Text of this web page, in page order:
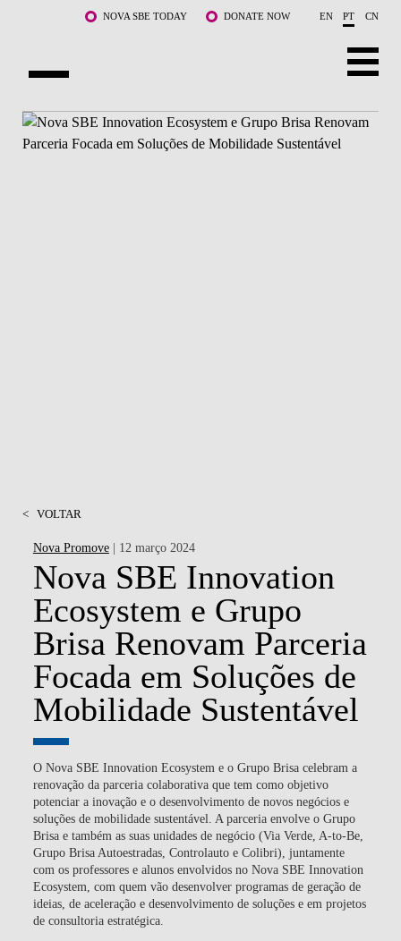
Saltar para o conteúdo principalNOVA SBE TODAY DONATE NOW EN PT CN
SOBRE NÓS
< VOLTAR
Nova Promove| 12 março 2024
Nova SBE Innovation
Ecosystem e Grupo
Brisa Renovam Parceria
Focada em Soluções de
Mobilidade Sustentável
O Nova SBE Innovation Ecosystem e o Grupo Brisacelebram a
renovação da parceria colaborativa que tem como objetivo
potenciar a inovação e o desenvolvimento de novos negócios e
soluções de mobilidade sustentável . A parceria envolve o Grupo
Brisa e também as suas unidades de negócio (Via Verde, A-to-Be,
Grupo Brisa Autoestradas, Controlauto e Colibri), juntamente
com os professores e alunos envolvidos no Nova SBE Innovation
Ecosystem, com quem vão desenvolver programas de geração de
ideias, de aceleração e desenvolvimento de soluções e em projetos
de consultoria estratégica.